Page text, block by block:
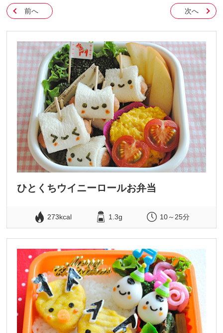
前へ 次へ
ひとくちウイニーロールお弁当
273kcal 1.3g 10～25分